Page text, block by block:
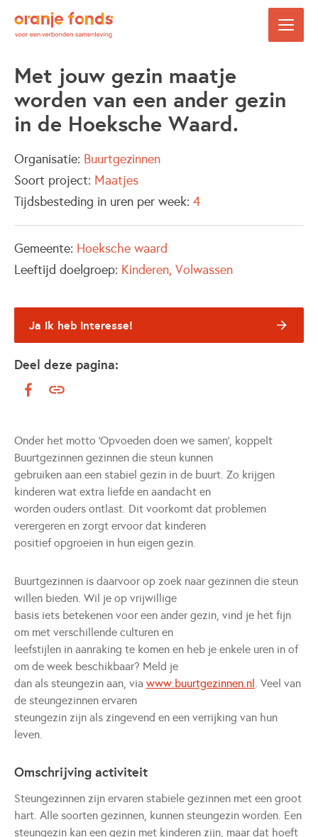
Met jouw gezin maatje
worden van een ander gezin
in de Hoeksche Waard.
Organisatie: Buurtgezinnen
Soort project: Maatjes
Tijdsbesteding in uren per week: 4
Gemeente: Hoeksche waard
Leeftijd doelgroep: Kinderen Volwassen
Ja ik heb interesse!
Deel deze pagina:
Onder het motto ‘Opvoeden doen we samen’, koppelt
Buurtgezinnen gezinnen die steun kunnen
gebruiken aan een stabiel gezin in de buurt. Zo krijgen
kinderen wat extra liefde en aandacht en
worden ouders ontlast. Dit voorkomt dat problemen
verergeren en zorgt ervoor dat kinderen
positief opgroeien in hun eigen gezin.
Buurtgezinnen is daarvoor op zoek naar gezinnen die steun
willen bieden. Wil je op vrijwillige
basis iets betekenen voor een ander gezin, vind je het fijn
om met verschillende culturen en
leefstijlen in aanraking te komen en heb je enkele uren in of
om de week beschikbaar? Meld je
dan als steungezin aan, via www.buurtgezinnen.nl. Veel van
de steungezinnen ervaren
steungezin zijn als zingevend en een verrijking van hun
leven.
Omschrijving activiteit
Steungezinnen zijn ervaren stabiele gezinnen met een groot
hart. Alle soorten gezinnen, kunnen steungezin worden. Een
steungezin kan een gezin met kinderen zijn, maar dat hoeft